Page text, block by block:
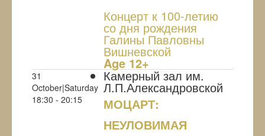
Концерт к 100-летию
со дня рождения
Галины Павловны
Вишневской
Age 12+
31
October|Saturday
18:30 - 20:15
Камерный зал им.
Л.П.Александровской
МОЦАРТ:
НЕУЛОВИМАЯ